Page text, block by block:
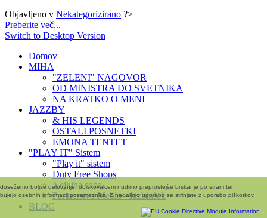
Objavljeno v Nekategorizirano ?>
Preberite več...
Switch to Desktop Version
Domov
MIHA
"ZELENI" NAGOVOR
OD MINISTRA DO SVETNIKA
NA KRATKO O MENI
JAZZBY
& HIS LEGENDS
OSTALI POSNETKI
EMONA TENTET
"PLAY IT" Sistem
"Play it" sistem
Duty Free Shops
Nejkina soba
Partnerstvo Meblo - Jazbinšek
BLOG
boljše delovanje, obiskovalcem nudimo preprostejše brskanje po strani ter
osebnih informacij posameznika. Z nadaljnjo uporabo se strinjate z uporabo piškotkov.